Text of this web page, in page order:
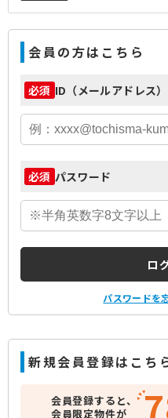
会員の方はこちら
必須 ID（メールアドレス）
必須 パスワード
ロ
パスワードを
新規会員登録はこち
会員登録すると、
会員限定物件が